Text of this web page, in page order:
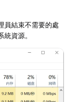
員結束不需要的處
資源。